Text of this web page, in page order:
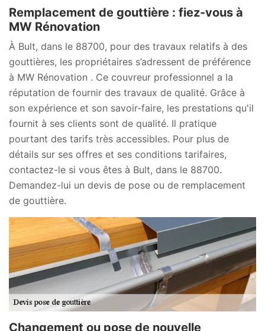
Remplacement de gouttière : fiez-vous à
MW Rénovation
À Bult, dans le 88700, pour des travaux relatifs à des
gouttières, les propriétaires s’adressent de préférence
à MW Rénovation . Ce couvreur professionnel a la
réputation de fournir des travaux de qualité. Grâce à
son expérience et son savoir-faire, les prestations qu'il
fournit à ses clients sont de qualité. Il pratique
pourtant des tarifs très accessibles. Pour plus de
détails sur ses offres et ses conditions tarifaires,
contactez-le si vous êtes à Bult, dans le 88700.
Demandez-lui un devis de pose ou de remplacement
de gouttière.
Changement ou pose de nouvelle